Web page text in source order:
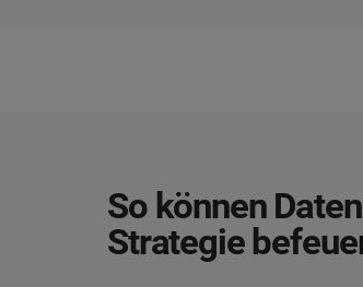
So können
Strategie